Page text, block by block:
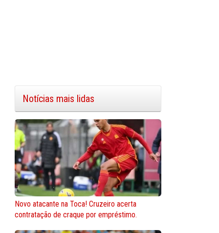
Notícias mais lidas
Novo atacante na Toca! Cruzeiro acerta
contratação de craque por empréstimo.